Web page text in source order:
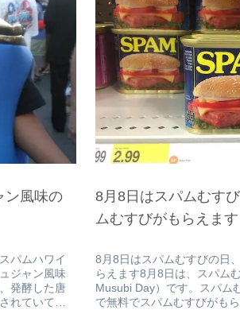
ン風味の
パムハワイ
ジャン風味
発酵した唐
れていて、
8月8日はスパムむす
ムむすびがもらえます
8月8日はスパムむすびの日
らえます8月8日は、スパム
Musubi Day）です。スパム
で無料でスパムむすびがも